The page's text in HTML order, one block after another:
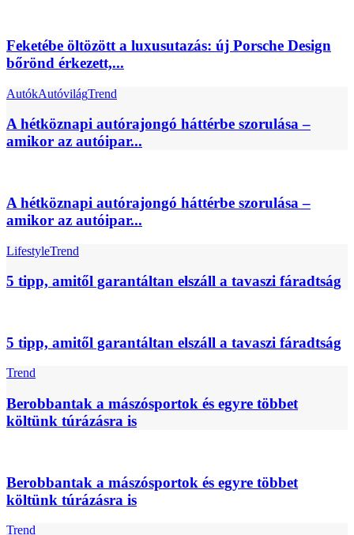
Feketébe öltözött a luxusutazás: új Porsche Design
bőrönd érkezett,...
AutókAutóvilágTrend
A hétköznapi autórajongó háttérbe szorulása –
amikor az autóipar...
A hétköznapi autórajongó háttérbe szorulása –
amikor az autóipar...
LifestyleTrend
5 tipp, amitől garantáltan elszáll a tavaszi fáradtság
5 tipp, amitől garantáltan elszáll a tavaszi fáradtság
Trend
Berobbantak a mászósportok és egyre többet
költünk túrázásra is
Berobbantak a mászósportok és egyre többet
költünk túrázásra is
Trend